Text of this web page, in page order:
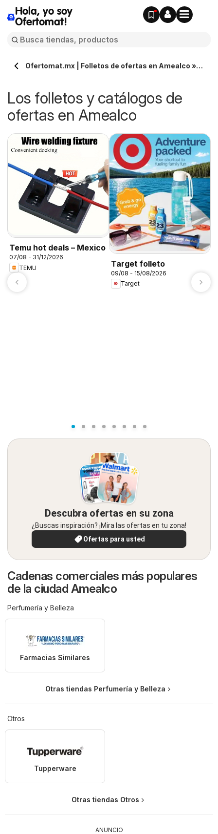
Hola, yo soy
Ofertomat!
Ofertomat.mx | Folletos de ofertas en Amealco »
Los folletos y catálogos de
ofertas en Amealco
Temu hot deals – Mexico
07/08 - 31/12/2026
TEMU
Target folleto
09/08 - 15/08/2026
Target
Descubra ofertas en su zona
¿Buscas inspiración? ¡Mira las ofertas en tu zona!
Ofertas para usted
Cadenas comerciales más populares
de la ciudad Amealco
Perfumería y Belleza
Farmacias Similares
Otras tiendas Perfumería y Belleza
Otros
Tupperware
Otras tiendas Otros
ANUNCIO